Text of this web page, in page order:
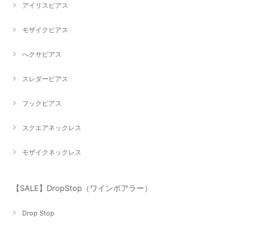
アイリスピアス
モザイクピアス
へクサピアス
スレダーピアス
フックピアス
スクエアネックレス
モザイクネックレス
【SALE】DropStop（ワインポアラー）
Drop Stop